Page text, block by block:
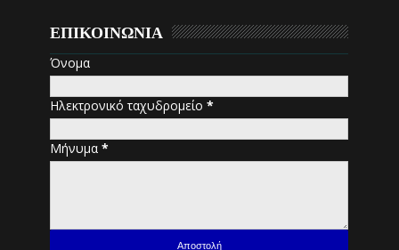
ΕΠΙΚΟΙΝΩΝΙΑ
Όνομα
Ηλεκτρονικό ταχυδρομείο*
Μήνυμα*